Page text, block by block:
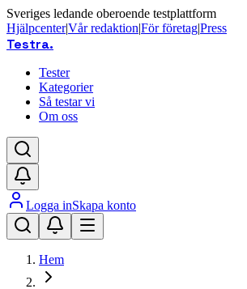
Sveriges ledande oberoende testplattform
Hjälpcenter|Vår redaktion|För företag|Press
Testra.
Tester
Kategorier
Så testar vi
Om oss
Logga inSkapa konto
Hem